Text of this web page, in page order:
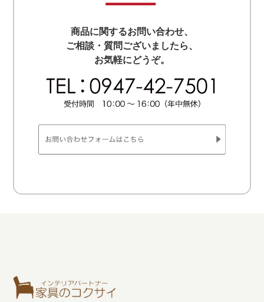
商品に関するお問い合わせ、
ご相談・質問ございましたら、
お気軽にどうぞ。